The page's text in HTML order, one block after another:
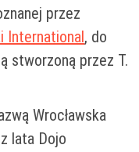
przez
International, do
stworzoną przez T.
Wrocławska
lata Dojo